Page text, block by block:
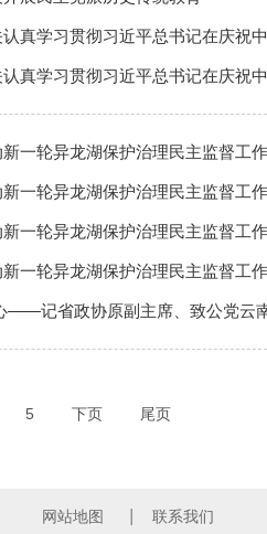
真学习贯彻习近平总书记在庆祝
真学习贯彻习近平总书记在庆祝
一轮异龙湖保护治理民主监督工作
一轮异龙湖保护治理民主监督工作
一轮异龙湖保护治理民主监督工作
一轮异龙湖保护治理民主监督工作
——记省政协原副主席、致公党云
5 下页 尾页
网站地图 联系我们